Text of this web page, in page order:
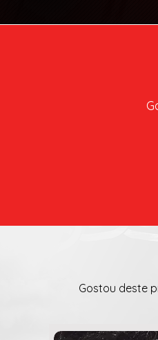
Gostou deste